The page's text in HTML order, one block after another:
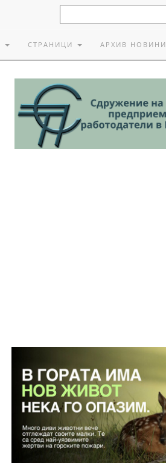
СТРАНИЦИ АРХИВ НОВИНИ